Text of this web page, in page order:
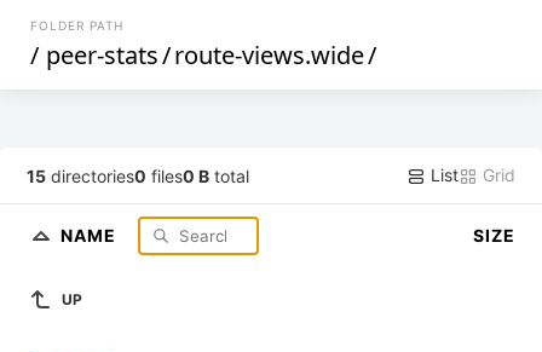
FOLDER PATH
/ peer-stats/route-views.wide/
15 directories0 files0 B total List Grid
NAME SIZE
UP